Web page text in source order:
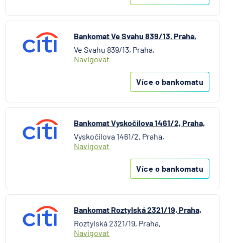
Bankomat Ve Svahu 839/13, Praha,
Ve Svahu 839/13, Praha,
Navigovat
Více o bankomatu
Bankomat Vyskočilova 1461/2, Praha,
Vyskočilova 1461/2, Praha,
Navigovat
Více o bankomatu
Bankomat Roztylská 2321/19, Praha,
Roztylská 2321/19, Praha,
Navigovat